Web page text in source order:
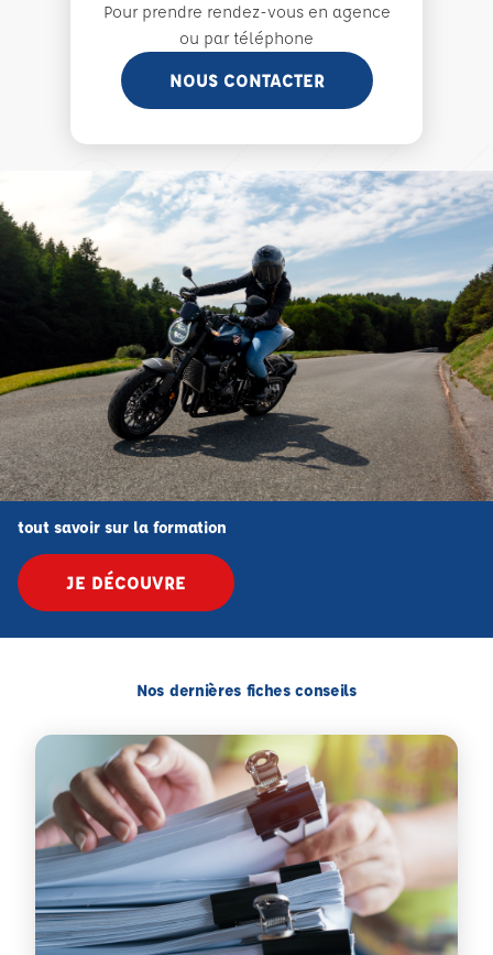
Pour prendre rendez-vous en agence
ou par téléphone
NOUS CONTACTER
tout savoir sur la formation
JE DÉCOUVRE
Nos dernières fiches conseils